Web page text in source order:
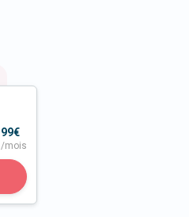
99€
/mois